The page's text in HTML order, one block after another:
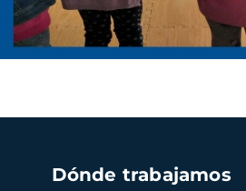
Dónde trabajamos